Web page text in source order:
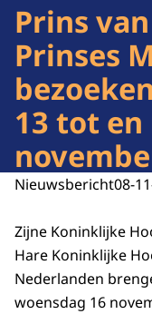
Prins
Prinses
13 tot en
Nieuwsbericht08-
Zijne Koninklijke
Hare Koninklijke
Nederlanden
woensdag 16